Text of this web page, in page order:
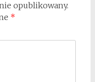
opublikowany.
*